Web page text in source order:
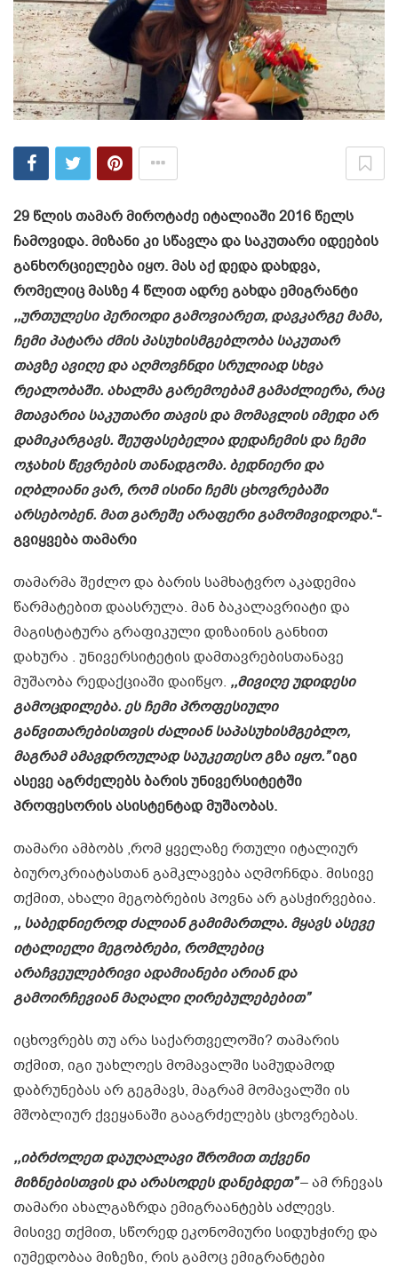
29 წლის თამარ მიროტაძე იტალიაში 2016 წელს
ჩამოვიდა. მიზანი კი სწავლა და საკუთარი იდეების
განხორციელება იყო. მას აქ დედა დახდვა,
რომელიც მასზე 4 წლით ადრე გახდა ემიგრანტი
,,ურთულესი პერიოდი გამოვიარეთ, დავკარგე მამა,
ჩემი პატარა ძმის პასუხისმგებლობა საკუთარ
თავზე ავიღე და აღმოვჩნდი სრულიად სხვა
რეალობაში. ახალმა გარემოებამ გამაძლიერა, რაც
მთავარია საკუთარი თავის და მომავლის იმედი არ
დამიკარგავს. შეუფასებელია დედაჩემის და ჩემი
ოჯახის წევრების თანადგომა. ბედნიერი და
იღბლიანი ვარ, რომ ისინი ჩემს ცხოვრებაში
არსებობენ. მათ გარეშე არაფერი გამომივიდოდა.“-
გვიყვება თამარი
თამარმა შეძლო და ბარის სამხატვრო აკადემია
წარმატებით დაასრულა. მან ბაკალავრიატი და
მაგისტატურა გრაფიკული დიზაინის განხით
დახურა . უნივერსიტეტის დამთავრებისთანავე
მუშაობა რედაქციაში დაიწყო. ,,მივიღე უდიდესი
გამოცდილება. ეს ჩემი პროფესიული
განვითარებისთვის ძალიან საპასუხისმგებლო,
მაგრამ ამავდროულად საუკეთესო გზა იყო.”იგი
ასევე აგრძელებს ბარის უნივერსიტეტში
პროფესორის ასისტენტად მუშაობას.
თამარი ამბობს ,რომ ყველაზე რთული იტალიურ
ბიუროკრიატასთან გამკლავება აღმოჩნდა. მისივე
თქმით, ახალი მეგობრების პოვნა არ გასჭირვებია.
,, საბედნიეროდ ძალიან გამიმართლა. მყავს ასევე
იტალიელი მეგობრები, რომლებიც
არაჩვეულებრივი ადამიანები არიან და
გამოირჩევიან მაღალი ღირებულებებით”
იცხოვრებს თუ არა საქართველოში? თამარის
თქმით, იგი უახლოეს მომავალში სამუდამოდ
დაბრუნებას არ გეგმავს, მაგრამ მომავალში ის
მშობლიურ ქვეყანაში გააგრძელებს ცხოვრებას.
,,იბრძოლეთ დაუღალავი შრომით თქვენი
მიზნებისთვის და არასოდეს დანებდეთ”– ამ რჩევას
თამარი ახალგაზრდა ემიგრაანტებს აძლევს.
მისივე თქმით, სწორედ ეკონომიური სიდუხჭირე და
იუმედობაა მიზეზი, რის გამოც ემიგრანტები